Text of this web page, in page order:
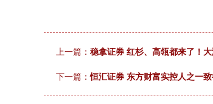
上一篇： 稳拿证券 红杉、高瓴都来了！
下一篇：恒汇证券 东方财富实控人之一